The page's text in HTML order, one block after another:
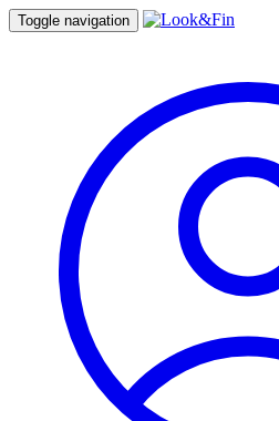
Toggle navigation